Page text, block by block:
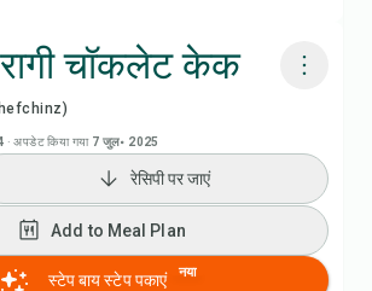
चॉकलेट केक
·अपडेट किया गया 7 जुल॰ 2025
Add to Meal Plan
Add to Shopping List
रेसिपी पर जाएं
Add to Meal Plan
स्टेप बाय स्टेप पकाएं नया